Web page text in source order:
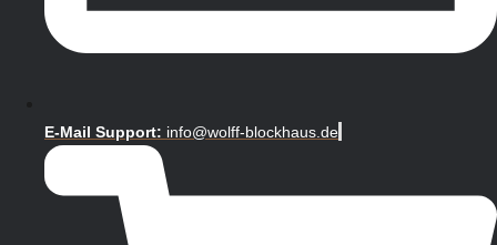
E-Mail Support: info@wolff-blockhaus.de